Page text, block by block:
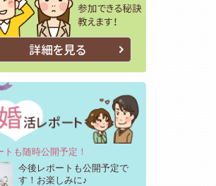
詳細を見る
トも随時公開予定！
今後レポートも公開予定で
す！お楽しみに♪